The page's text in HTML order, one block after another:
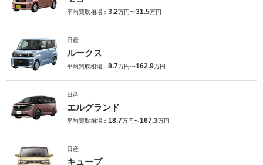
平均買取相場： 3.2万円〜31.5万円
日産
ルークス
平均買取相場： 8.7万円〜162.9万円
日産
エルグランド
平均買取相場： 18.7万円〜167.3万円
日産
キューブ